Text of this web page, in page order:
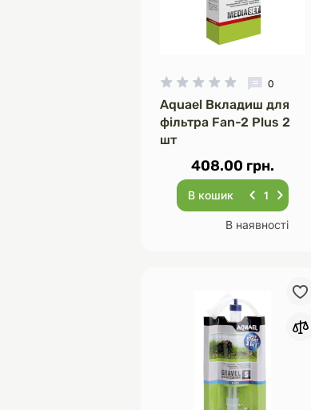
0
Aquael Вкладиш для
фільтра Fan-2 Plus 2
шт
408.00 грн.
В кошик
В наявності